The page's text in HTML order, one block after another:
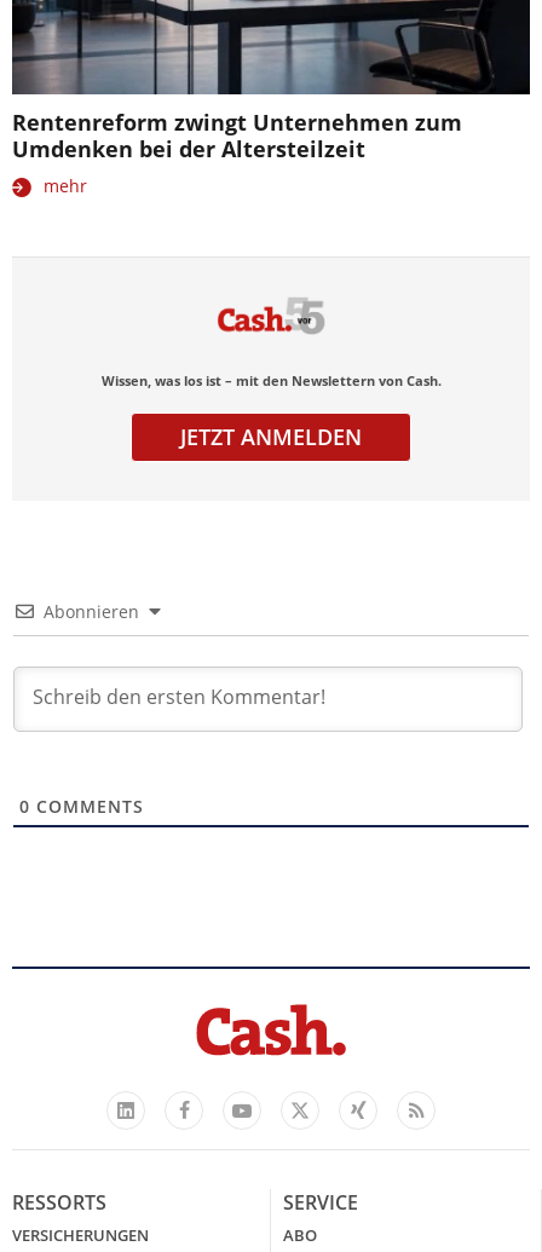
Rentenreform zwingt Unternehmen zum
Umdenken bei der Altersteilzeit
mehr
Wissen, was los ist – mit den Newslettern von Cash.
JETZT ANMELDEN
Abonnieren
0 COMMENTS
LinkedIn
FacebookYouTube
X
Xing Feed
RESSORTS
VERSICHERUNGEN
SERVICE
ABO